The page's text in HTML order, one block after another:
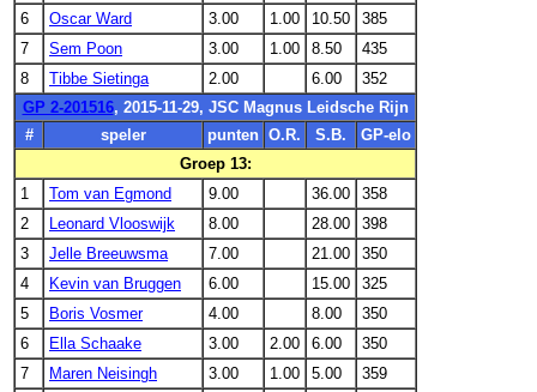
6
Oscar Ward 3.00 1.00 10.50
385
7
Sem Poon 3.00 1.00 8.50
435
8
Tibbe Sietinga 2.00 6.00
352
GP 2-201516, 2015-11-29, JSC Magnus Leidsche Rijn
#
speler punten O.R. S.B.
GP-elo
Groep 13:
1
Tom van Egmond 9.00 36.00
358
2
Leonard Vlooswijk 8.00 28.00
398
3
Jelle Breeuwsma 7.00 21.00
350
4
Kevin van Bruggen 6.00 15.00
325
5
Boris Vosmer 4.00 8.00
350
6
Ella Schaake 3.00 2.00 6.00
350
7
Maren Neisingh 3.00 1.00 5.00
359